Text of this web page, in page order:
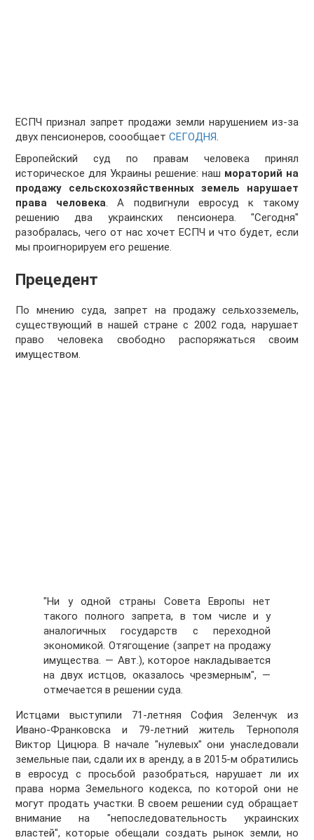
ЕСПЧ признал запрет продажи земли нарушением из-за
двух пенсионеров, соообщаетСЕГОДНЯ.
Европейский суд по правам человека принял
историческое для Украины решение: наш мораторий на
продажу сельскохозяйственных земель нарушает
права человека. А подвигнули евросуд к такому
решению два украинских пенсионера. "Сегодня"
разобралась, чего от нас хочет ЕСПЧ и что будет, если
мы проигнорируем его решение.
Прецедент
По мнению суда, запрет на продажу сельхозземель,
существующий в нашей стране с 2002 года, нарушает
право человека свободно распоряжаться своим
имуществом.
"Ни у одной страны Совета Европы нет
такого полного запрета, в том числе и у
аналогичных государств с переходной
экономикой. Отягощение (запрет на продажу
имущества. — Авт.), которое накладывается
на двух истцов, оказалось чрезмерным", —
отмечается в решении суда.
Истцами выступили 71-летняя София Зеленчук из
Ивано-Франковска и 79-летний житель Тернополя
Виктор Цицюра. В начале "нулевых" они унаследовали
земельные паи, сдали их в аренду, а в 2015-м обратились
в евросуд с просьбой разобраться, нарушает ли их
права норма Земельного кодекса, по которой они не
могут продать участки. В своем решении суд обращает
внимание на "непоследовательность украинских
властей", которые обещали создать рынок земли, но